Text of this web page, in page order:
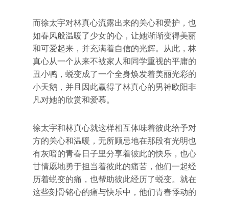
而徐太宇对林真心流露出来的关心和爱护，也
如春风般温暖了少女的心，让她渐渐变得美丽
和可爱起来，并充满着自信的光辉。从此，林
真心从一个从来不被家人和同学重视的平庸的
丑小鸭，蜕变成了一个全身焕发着美丽光彩的
小天鹅，并且因此赢得了林真心的男神欧阳非
凡对她的欣赏和爱慕。
徐太宇和林真心就这样相互体味着彼此给予对
方的关心和温暖，无所顾忌地在那段有光明也
有灰暗的青春日子里分享着彼此的快乐，也心
甘情愿地勇于担当着彼此的痛苦，他们一起经
历着蜕变的痛，也帮助彼此经历了蜕变。就在
这些刻骨铭心的痛与快乐中，他们青春悸动的